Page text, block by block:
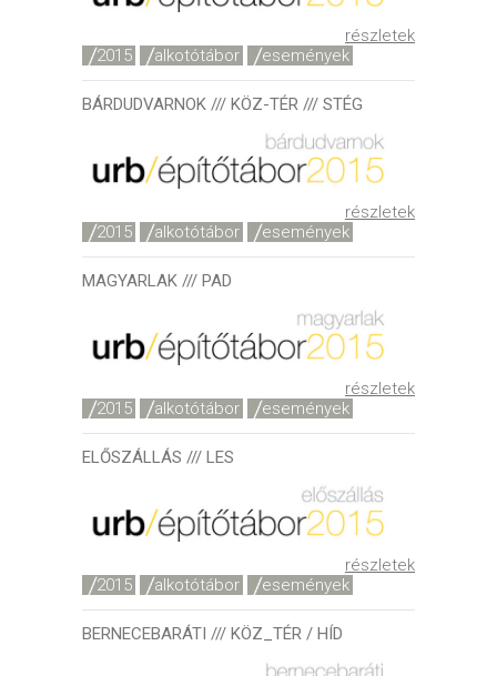
részletek
2015
alkotótábor események
BÁRDUDVARNOK /// KÖZ-TÉR /// STÉG
részletek
2015
alkotótábor események
MAGYARLAK /// PAD
részletek
2015
alkotótábor események
ELŐSZÁLLÁS /// LES
részletek
2015
alkotótábor események
BERNECEBARÁTI /// KÖZ_TÉR / HÍD